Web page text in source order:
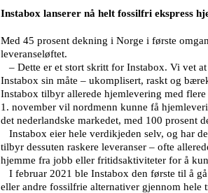
Instabox lanserer nå helt fossilfri ekspress
Med 45 prosent dekning i Norge i første
leveranseløftet.
– Dette er et stort skritt for Instabox. Vi vet
Instabox sin måte – ukomplisert, raskt og
Instabox tilbyr allerede hjemlevering med
1. november vil nordmenn kunne få
det nederlandske markedet, med 100 prosent
Instabox eier hele verdikjeden selv, og har
tilbyr dessuten raskere leveranser – ofte
hjemme fra jobb eller fritidsaktiviteter for å
I februar 2021 ble Instabox den første til å
eller andre fossilfrie alternativer gjennom hele